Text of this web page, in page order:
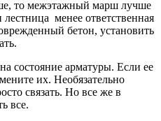
то межэтажный марш лучше
менее ответственная
бетон, установить
состояние арматуры. Если ее
их. Необязательно
связать. Но все же в
все.